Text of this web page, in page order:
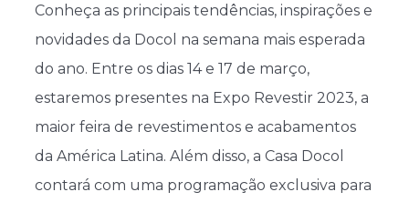
Conheça as principais tendências, inspirações e
novidades da Docol na semana mais esperada
do ano. Entre os dias 14 e 17 de março,
estaremos presentes na Expo Revestir 2023, a
maior feira de revestimentos e acabamentos
da América Latina. Além disso, a Casa Docol
contará com uma programação exclusiva para